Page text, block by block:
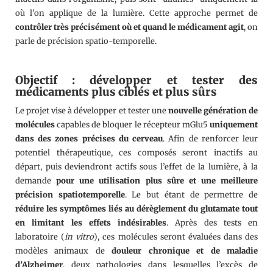
où l’on applique de la lumière. Cette approche permet de
contrôler très précisément où et quand le médicament agit, on
parle de précision spatio-temporelle.
Objectif : développer et tester des
médicaments plus ciblés et plus sûrs
Le projet vise à développer et tester unenouvelle génération de
moléculescapables de bloquer le récepteur mGlu5uniquement
dans des zones précises du cerveau. Afin de renforcer leur
potentiel thérapeutique, ces composés seront inactifs au
départ, puis deviendront actifs sous l’effet de la lumière, à la
demandepour une utilisation plus sûre et une meilleure
précision spatiotemporelle. Le but étant de permettre de
réduire les symptômes liés au dérèglement du glutamate tout
en limitant les effets indésirables. Après des tests en
laboratoire (in vitro), ces molécules seront évaluées dans des
modèles animaux dedouleur chronique et de maladie
d’Alzheimer, deux pathologies dans lesquelles l’excès de